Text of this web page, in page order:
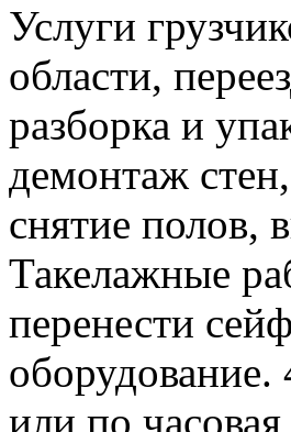
Услуги
области,
разборка и
демонтаж
снятие полов,
Такелажные
перенести
или по